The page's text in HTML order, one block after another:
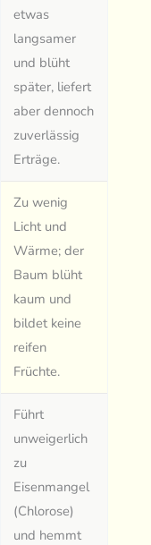
etwas
langsamer
und blüht
später, liefert
aber dennoch
zuverlässig
Erträge.
Zu wenig
Licht und
Wärme; der
Baum blüht
kaum und
bildet keine
reifen
Früchte.
Führt
unweigerlich
zu
Eisenmangel
(Chlorose)
und hemmt